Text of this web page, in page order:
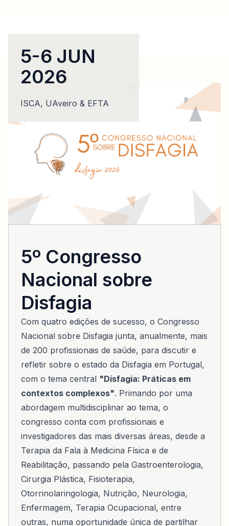
5-6 JUN
2026
ISCA, UAveiro & EFTA
5º Congresso
Nacional sobre
Disfagia
Com quatro edições de sucesso, o Congresso
Nacional sobre Disfagia junta, anualmente, mais
de 200 profissionais de saúde, para discutir e
refletir sobre o estado da Disfagia em Portugal,
com o tema central "Disfagia: Práticas em
contextos complexos". Primando por uma
abordagem multidisciplinar ao tema, o
congresso conta com profissionais e
investigadores das mais diversas áreas, desde a
Terapia da Fala à Medicina Física e de
Reabilitação, passando pela Gastroenterologia,
Cirurgia Plástica, Fisioterapia,
Otorrinolaringologia, Nutrição, Neurologia,
Enfermagem, Terapia Ocupacional, entre
outras, numa oportunidade única de partilhar